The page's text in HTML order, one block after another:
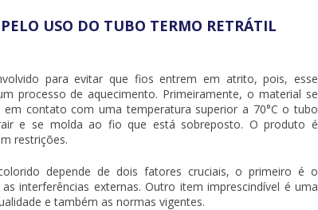
USO DO TUBO TERMO RETRÁTIL
para evitar que fios entrem em atrito, pois, esse
processo de aquecimento. Primeiramente, o material se
contato com uma temperatura superior a 70°C otubo
e se molda ao fio que está sobreposto. O produto é
restrições.
depende de dois fatores cruciais, o primeiro é o
interferências externas. Outro item imprescindível é uma
e também as normas vigentes.